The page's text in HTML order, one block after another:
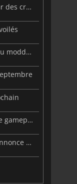
Frostpunk 2 sort demain et est soutenu par des critiques positives
Frostpunk 2 ouvre officiellement la porte au modding
Frostpunk 2 présente sa première vidéo de gameplay
Frostpunk 2 dévoile une nouvelle bande-annonce et sortira en 2024